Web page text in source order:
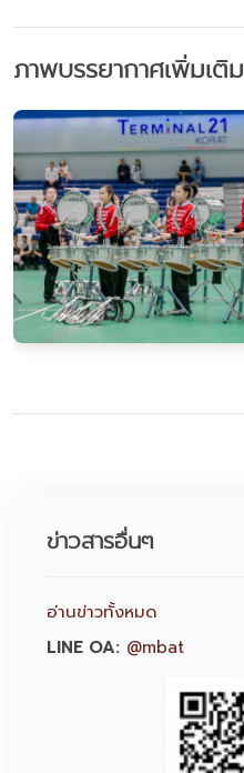
ภาพบรรยากาศเพิ่มเติม
ข่าวสารอื่นๆ
อ่านข่าวทั้งหมด
LINE OA: @mbat